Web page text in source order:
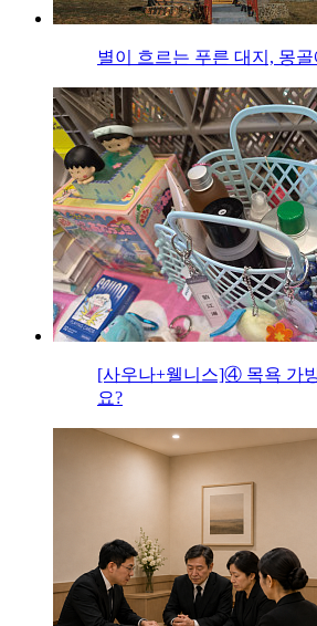
별이 흐르는 푸른 대지, 몽
[사우나+웰니스]④ 목욕 가
요?